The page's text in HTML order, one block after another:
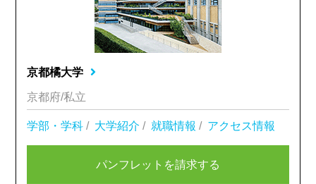
京都橘大学
京都府/私立
学部・学科 / 大学紹介 / 就職情報 / アクセス情報
パンフレットを請求する